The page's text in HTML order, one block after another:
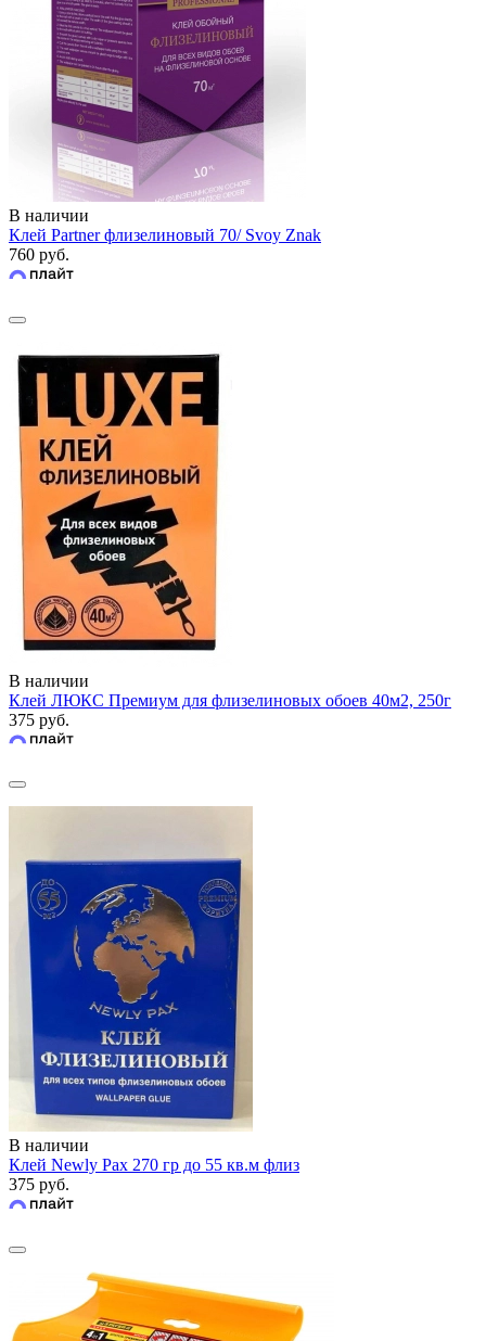
В наличии
Клей Partner флизелиновый 70/ Svoy Znak
760 руб.
В наличии
Клей ЛЮКС Премиум для флизелиновых обоев 40м2, 250г
375 руб.
В наличии
Клей Newly Pax 270 гр до 55 кв.м флиз
375 руб.